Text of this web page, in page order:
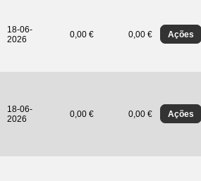
18-06-
2026
0,00 € 0,00 € Ações
18-06-
2026
0,00 € 0,00 € Ações